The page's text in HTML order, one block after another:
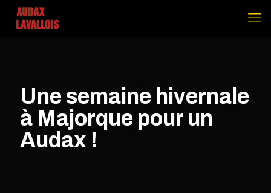
Une semaine hivernale
à Majorque pour un
Audax !